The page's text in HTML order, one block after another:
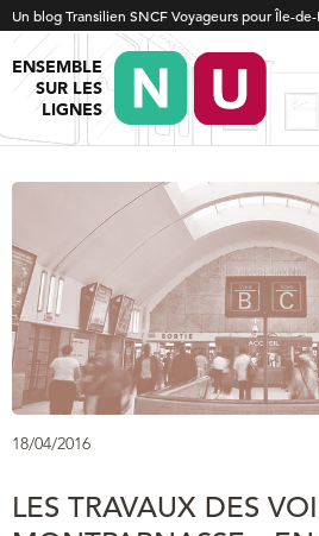
Un blog Transilien SNCF Voyageurs pour Île-
ENSEMBLE
SUR LES
LIGNES
18/04/2016
LES TRAVAUX DES